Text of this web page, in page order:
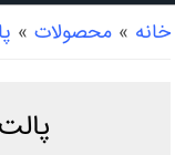
شما اینجا
خانه » محصولات »